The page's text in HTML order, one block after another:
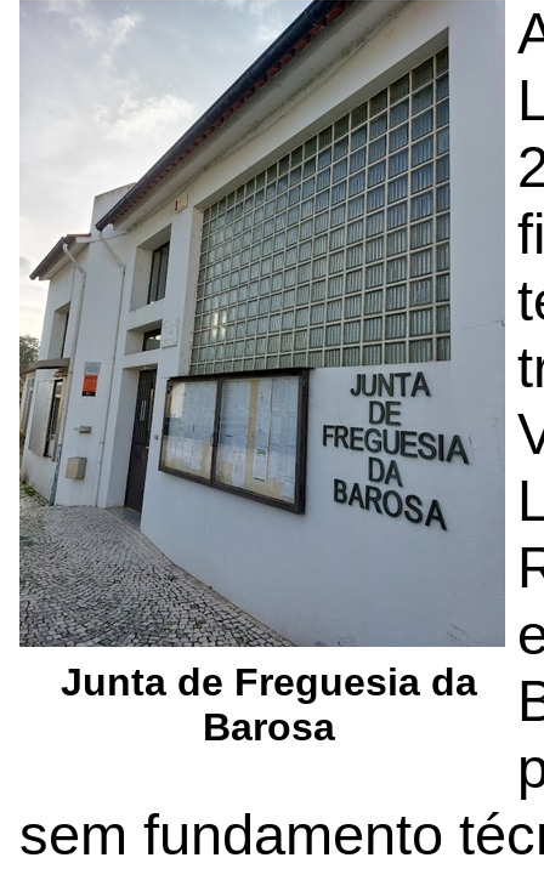
Junta de Freguesia da
Barosa
sem fundamento